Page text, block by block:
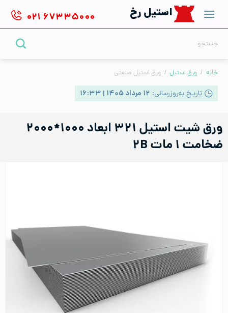
content
استیل رخ ۰۲۱ ۶۷۳۳۵۰۰۰
خانه / ورق استیل / ورق استیل صنعتی
تاریخ به‌روزرسانی: ۱۲ مرداد ۱۴۰۵ | ۱۶:۳۳
ورق شیت استیل ۳۲۱ ابعاد ۱۰۰۰*۲۰۰۰
ضخامت ۱ مات ۲B